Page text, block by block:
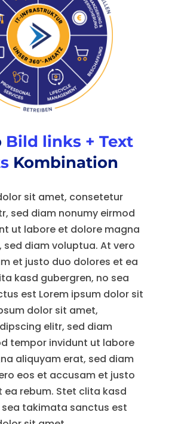
Bild links + Text
Kombination
sit amet, consetetur
sed diam nonumy eirmod
ut labore et dolore magna
sed diam voluptua. At vero
et justo duo dolores et ea
kasd gubergren, no sea
est Lorem ipsum dolor sit
dolor sit amet,
elitr, sed diam
tempor invidunt ut labore
aliquyam erat, sed diam
eos et accusam et justo
ea rebum. Stet clita kasd
sea takimata sanctus est